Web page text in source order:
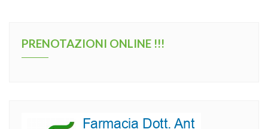
PRENOTAZIONI ONLINE !!!